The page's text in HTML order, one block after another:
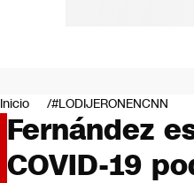
Negocios
Deportes
Programas completos
Cultura
Inicio #LODIJERONENCNN
Fernández
COVID-19